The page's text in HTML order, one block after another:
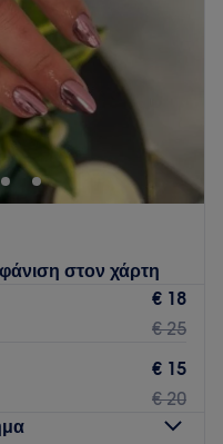
10:00
Κλειστό
στον χάρτη
€ 18
€ 25
€ 15
€ 20